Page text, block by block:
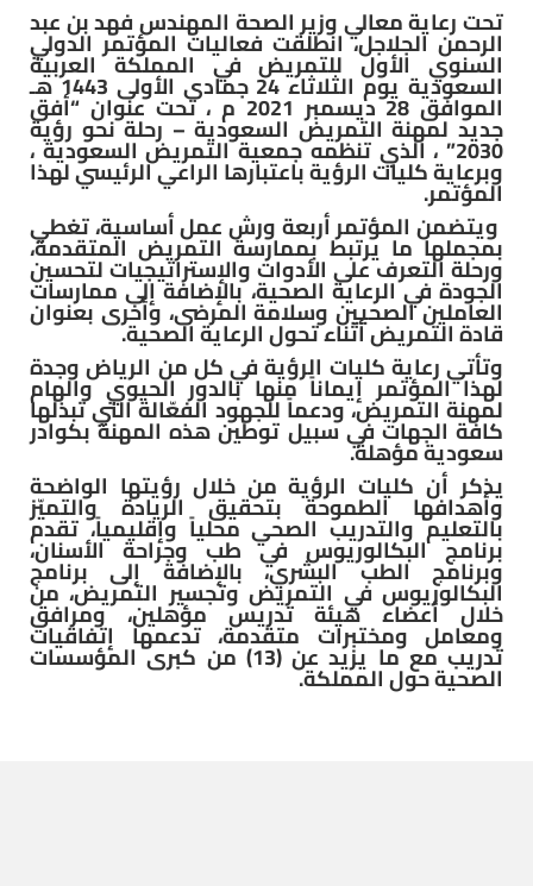
تحت رعاية معالي وزير الصحة المهندس فهد بن عبد
الرحمن الجلاجل، انطلقت فعاليات المؤتمر الدولي
السنوي الأول للتمريض في المملكة العربية
السعودية يوم الثلاثاء 24 جمادى الأولى 1443 هـ
الموافق 28 ديسمبر 2021 م ، تحت عنوان “أفق
جديد لمهنة التمريض السعودية – رحلة نحو رؤية
2030” ، الذي تنظمه جمعية التمريض السعودية ،
وبرعاية كليات الرؤية باعتبارها الراعي الرئيسي لهذا
المؤتمر.
ويتضمن المؤتمر أربعة ورش عمل أساسية، تغطي
بمجملها ما يرتبط بممارسة التمريض المتقدمة،
ورحلة التعرف على الأدوات والإستراتيجيات لتحسين
الجودة في الرعاية الصحية، بالإضافة إلى ممارسات
العاملين الصحيين وسلامة المرضى، وأخرى بعنوان
قادة التمريض أثناء تحول الرعاية الصحية.
وتأتي رعاية كليات الرؤية في كل من الرياض وجدة
لهذا المؤتمر إيماناً منها بالدور الحيوي والهام
لمهنة التمريض، ودعماً للجهود الفعّالة التي تبذلها
كافة الجهات في سبيل توطين هذه المهنة بكوادر
سعودية مؤهلة.
يذكر أن كليات الرؤية من خلال رؤيتها الواضحة
وأهدافها الطموحة بتحقيق الريادة والتميّز
بالتعليم والتدريب الصحي محلياً وإقليمياً، تقدم
برنامج البكالوريوس في طب وجراحة الأسنان،
وبرنامج الطب البشري، بالإضافة إلى برنامج
البكالوريوس في التمريض وتجسير التمريض، من
خلال أعضاء هيئة تدريس مؤهلين، ومرافق
ومعامل ومختبرات متقدمة، تدعمها إتفاقيات
تدريب مع ما يزيد عن (13) من كبرى المؤسسات
الصحية حول المملكة.